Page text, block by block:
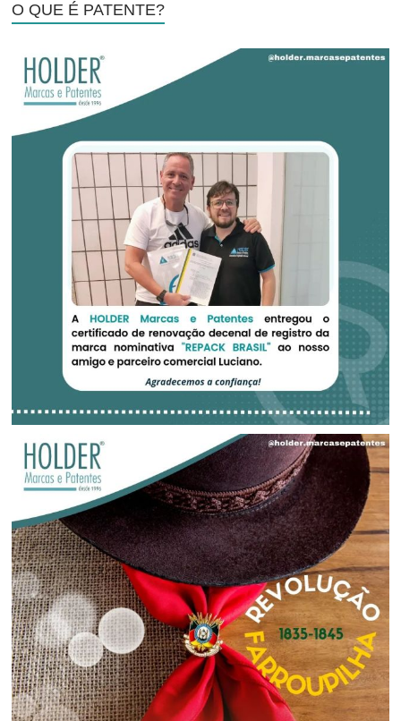
O QUE É PATENTE?